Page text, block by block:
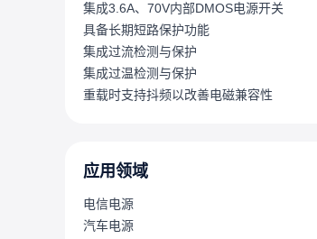
集成3.6A、70V内部DMOS电源开关
具备长期短路保护功能
集成过流检测与保护
集成过温检测与保护
重载时支持抖频以改善电磁兼容性
应用领域
电信电源
汽车电源